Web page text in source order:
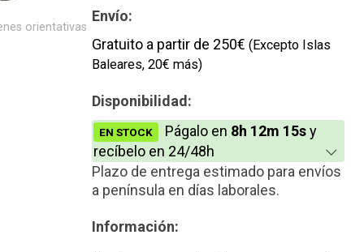
Envío:
Gratuito a partir de 250€ (Excepto Islas
Baleares, 20€ más)
Disponibilidad:
EN STOCK Págalo en 8h 12m 14sy
recíbelo en 24/48h
Plazo de entrega estimado para envíos
a península en días laborales.
Información:
orientativas